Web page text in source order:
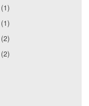
(1)
(1)
(2)
(2)